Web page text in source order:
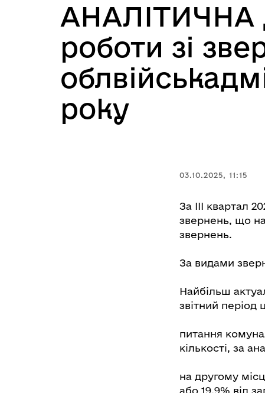
АНАЛІТИЧНА
роботи зі
року
03.10.2025, 11:15
За ІІІ квартал
звернень, що на
звернень.
За видами
Найбільш
звітний період
питання
кількості, за
на другому
або 19,9% від